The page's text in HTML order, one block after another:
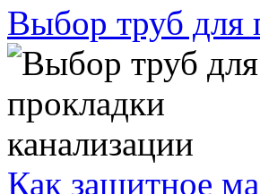
Выбор труб для
Как защитное